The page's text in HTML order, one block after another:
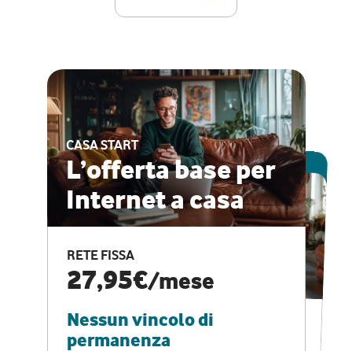
CASA START
L’offerta base per
Internet a casa
RETE FISSA
27,95€/mese
Nessun vincolo di
permanenza
ESCLUSIVA ONLINE
CASA PRO
Internet veloce e
vantaggi speciali
RETE FISSA + VODAFONE CLUB
29,95€